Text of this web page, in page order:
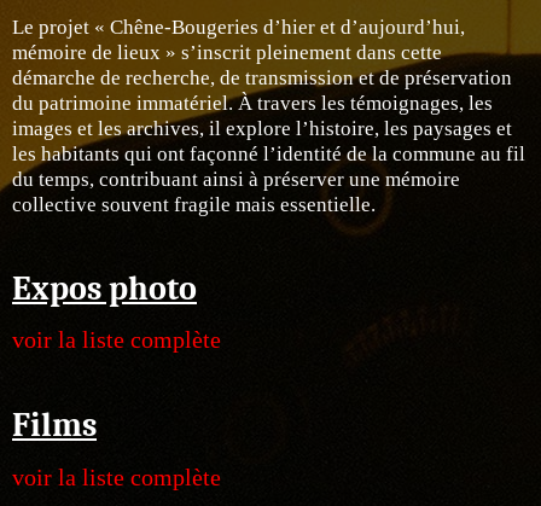
Le projet « Chêne-Bougeries d’hier et d’aujourd’hui,
mémoire de lieux » s’inscrit pleinement dans cette
démarche de recherche, de transmission et de préservation
du patrimoine immatériel. À travers les témoignages, les
images et les archives, il explore l’histoire, les paysages et
les habitants qui ont façonné l’identité de la commune au fil
du temps, contribuant ainsi à préserver une mémoire
collective souvent fragile mais essentielle.
Expos photo
voir la liste complète
Films
voir la liste complète